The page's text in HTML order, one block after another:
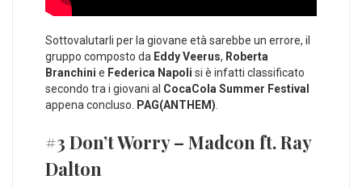
Sottovalutarli per la giovane età sarebbe un errore, il
gruppo composto da Eddy Veerus, Roberta
Branchini e Federica Napoli si è infatti classificato
secondo tra i giovani al CocaCola Summer Festival
appena concluso.
PAG(ANTHEM)
#3 Don’t Worry – Madcon ft. Ray
Dalton